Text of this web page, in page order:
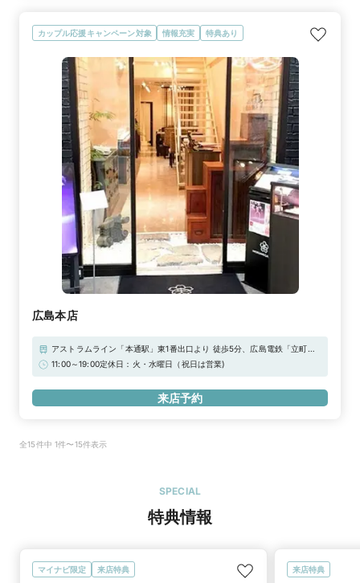
カップル応援キャンペーン対象 情報充実 特典あり
広島本店
アストラムライン「本通駅」東1番出口より 徒歩5分、広島電鉄「立町電
停」より徒歩4分／広島PARCO本館より徒歩1分宮島線「立町駅」より徒
場です。※他にも広島市中央部商店街の加盟駐車場は全てご利用いただけ
ます。
11:00～19:00定休日：火・水曜日（祝日は営業)
来店予約
全15件中 1件〜15件表示
SPECIAL
特典情報
マイナビ限定 来店特典 来店特典